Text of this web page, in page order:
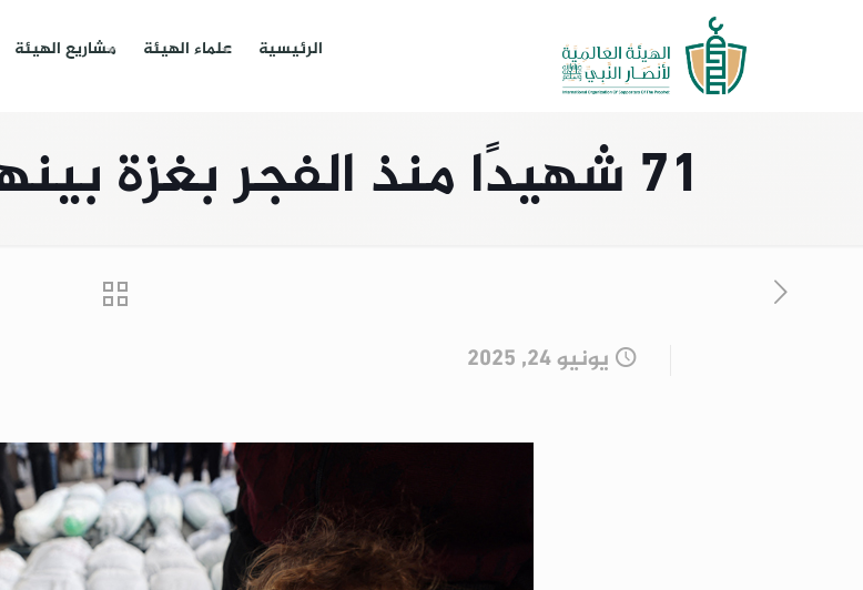
الرئيسية علماء الهيئة مشاريع الهيئة
71 شهيدًا منذ الفجر بغزة بينهم منتظرو مساعدات
يونيو 24, 2025